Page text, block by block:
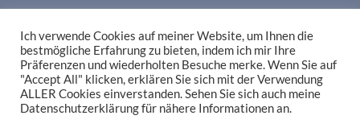
Ich verwende Cookies auf meiner Website, um Ihnen die
bestmögliche Erfahrung zu bieten, indem ich mir Ihre
Präferenzen und wiederholten Besuche merke. Wenn Sie auf
"Accept All" klicken, erklären Sie sich mit der Verwendung
ALLER Cookies einverstanden. Sehen Sie sich auch meine
Datenschutzerklärung für nähere Informationen an.